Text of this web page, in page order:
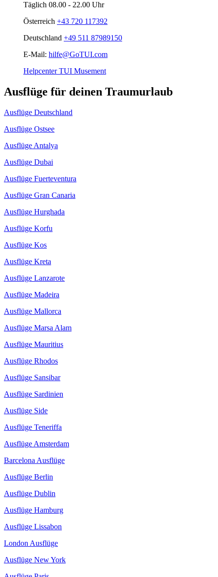
Täglich 08.00 - 22.00 Uhr
Österreich +43 720 117392
Deutschland +49 511 87989150
E-Mail: hilfe@GoTUI.com
Helpcenter TUI Musement
Ausflüge für deinen Traumurlaub
Ausflüge Deutschland
Ausflüge Ostsee
Ausflüge Antalya
Ausflüge Dubai
Ausflüge Fuerteventura
Ausflüge Gran Canaria
Ausflüge Hurghada
Ausflüge Korfu
Ausflüge Kos
Ausflüge Kreta
Ausflüge Lanzarote
Ausflüge Madeira
Ausflüge Mallorca
Ausflüge Marsa Alam
Ausflüge Mauritius
Ausflüge Rhodos
Ausflüge Sansibar
Ausflüge Sardinien
Ausflüge Side
Ausflüge Teneriffa
Ausflüge Amsterdam
Barcelona Ausflüge
Ausflüge Berlin
Ausflüge Dublin
Ausflüge Hamburg
Ausflüge Lissabon
London Ausflüge
Ausflüge New York